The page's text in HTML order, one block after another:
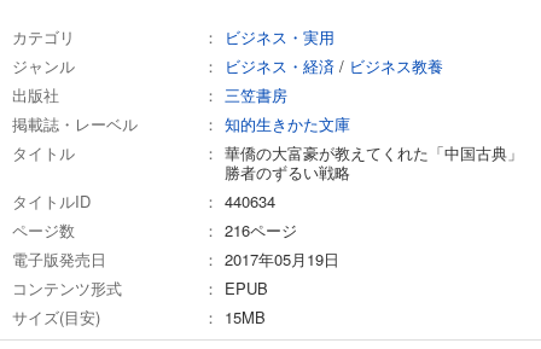
カテゴリ
ビジネス・実用
ジャンル
ビジネス・経済 / ビジネス教養
出版社
三笠書房
掲載誌・レーベル
知的生きかた文庫
タイトル
華僑の大富豪が教えてくれた「中国古典」
勝者のずるい戦略
タイトルID
440634
ページ数
216ページ
電子版発売日
2017年05月19日
コンテンツ形式
EPUB
サイズ(目安)
15MB